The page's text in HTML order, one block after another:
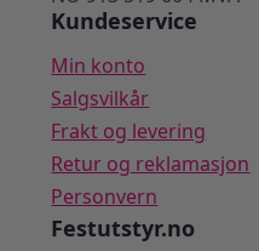
Kundeservice
Min konto
Salgsvilkår
Frakt og levering
Retur og reklamasjon
Personvern
Festutstyr.no